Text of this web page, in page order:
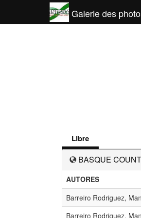
Galerie des
Libre
BASQUE
AUTORES
Barreiro Rodriguez,
Barreiro Rodriguez,